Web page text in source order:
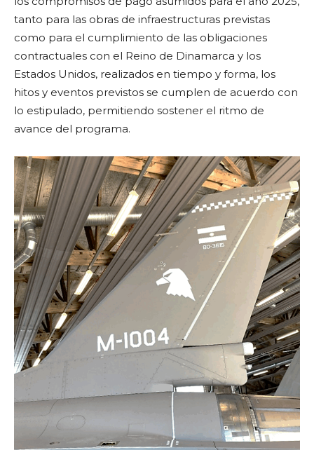
tanto para las obras de infraestructuras previstas
como para el cumplimiento de las obligaciones
contractuales con el Reino de Dinamarca y los
Estados Unidos, realizados en tiempo y forma, los
hitos y eventos previstos se cumplen de acuerdo con
lo estipulado, permitiendo sostener el ritmo de
avance del programa.